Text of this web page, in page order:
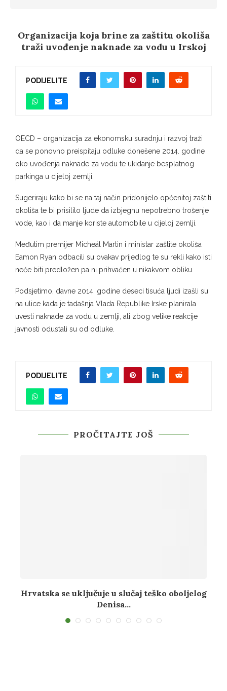
Organizacija koja brine za zaštitu okoliša
traži uvođenje naknade za vodu u Irskoj
PODIJELITE
OECD – organizacija za ekonomsku suradnju i razvoj traži
da se ponovno preispitaju odluke donešene 2014. godine
oko uvođenja naknade za vodu te ukidanje besplatnog
parkinga u cijeloj zemlji.
Sugeriraju kako bi se na taj način pridonijelo općenitoj zaštiti
okoliša te bi prisililo ljude da izbjegnu nepotrebno trošenje
vode, kao i da manje koriste automobile u cijeloj zemlji.
Međutim premijer Micheál Martin i ministar zaštite okoliša
Eamon Ryan odbacili su ovakav prijedlog te su rekli kako isti
neće biti predložen pa ni prihvaćen u nikakvom obliku.
Podsjetimo, davne 2014. godine deseci tisuća ljudi izašli su
na ulice kada je tadašnja Vlada Republike Irske planirala
uvesti naknade za vodu u zemlji, ali zbog velike reakcije
javnosti odustali su od odluke.
PODIJELITE
PROČITAJTE JOŠ
Hrvatska se uključuje u slučaj teško oboljelog
Denisa...